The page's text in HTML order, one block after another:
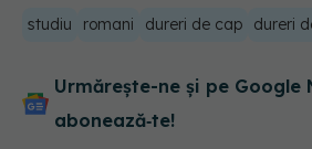
studiu romani dureri de cap dureri
Urmărește-ne și pe Google
abonează‑te!